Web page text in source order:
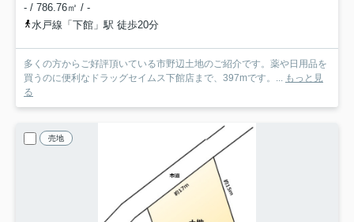
- / 786.76㎡ / -
水戸線「下館」駅 徒歩20分
多くの方からご好評頂いている市野辺土地のご紹介です。薬や日用品を
買うのに便利なドラッグセイムス下館店まで、397mです。...
もっと見
る
売地